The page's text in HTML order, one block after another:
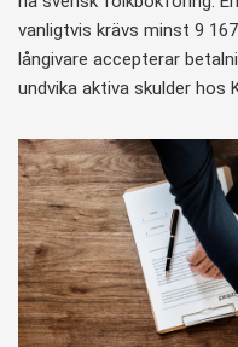
vanligtvis krävs minst 9
långivare accepterar
undvika aktiva skulder hos